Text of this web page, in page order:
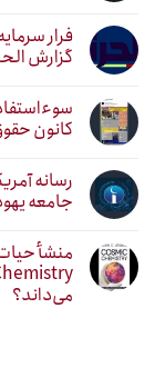
فرار
گزارش
کانون
رسانه
جامعه
می‌داند؟